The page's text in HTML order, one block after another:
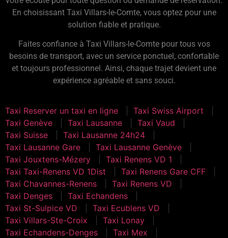
En choisissant Taxi Villars-le-Comte, vous optez pour une
solution fiable et pratique.
Faites confiance à Taxi Villars-le-Comte pour tous vos
besoins de transport, avec un service ponctuel, confortable
et toujours professionnel. Ainsi, chaque trajet devient une
expérience agréable et sans souci.
Taxi Reserver un taxi en ligne
Taxi Swiss Airport
Taxi Genève
Taxi Lausanne
Taxi Vaud
Taxi Suisse
Taxi Lausanne 24h24
Taxi Lausanne Gare
Taxi Lausanne Genève
Taxi Jouxtens-Mézery
Taxi Renens VD 1
Taxi Taxi-Renens VD 1Dist
Taxi Renens Gare CFF
Taxi Chavannes-Renens
Taxi Renens VD
Taxi Denges
Taxi Echandens
Taxi St-Sulpice VD
Taxi Ecublens VD
Taxi Villars-Ste-Croix
Taxi Lonay
Taxi Echandens-Denges
Taxi Mex